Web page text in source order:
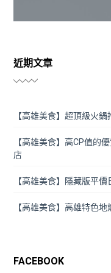
近期文章
【高雄美食】超頂級火
【高雄美食】高CP值的
店
【高雄美食】隱藏版平
【高雄美食】高雄特色
FACEBOOK